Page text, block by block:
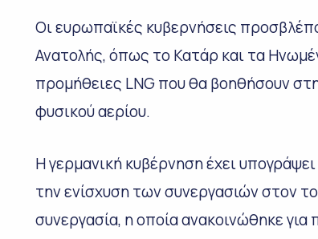
Οι ευρωπαϊκές κυβερνήσεις
Ανατολής, όπως το Κατάρ και τα
προμήθειες LNG που θα βοηθήσουν
φυσικού αερίου.
Η γερμανική κυβέρνηση έχει
την ενίσχυση των συνεργασιών στον
συνεργασία, η οποία ανακοινώθηκε